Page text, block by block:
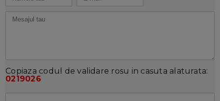
Copiaza codul de validare rosu in casuta alaturata:
0219026